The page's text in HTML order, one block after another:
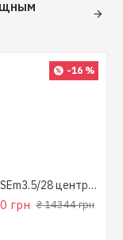
напором -16 %
Насос 3SEm3.5/28 центробежный скважинный 1,5кВт Н107м 90л/мин Ø80мм Aquatica Dongyin 777395
грн ₴ 14344 грн